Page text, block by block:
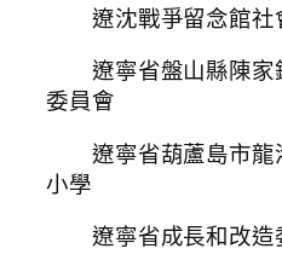
遼沈戰爭留念館社
遼寧省盤山縣陳家
委員會
遼寧省葫蘆島市龍
小學
遼寧省成長和改造